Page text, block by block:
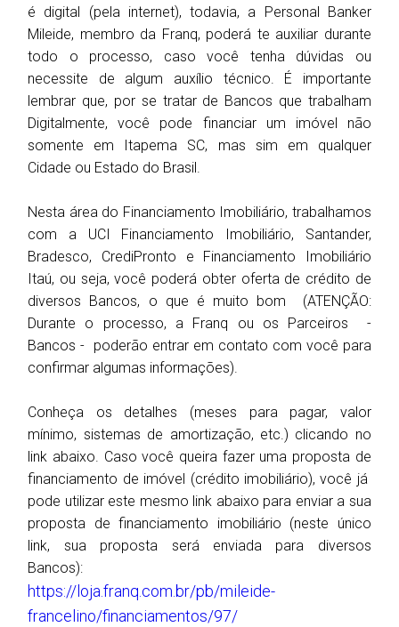
é digital (pela internet), todavia, a Personal Banker
Mileide, membro da Franq, poderá te auxiliar durante
todo o processo, caso você tenha dúvidas ou
necessite de algum auxílio técnico. É importante
lembrar que, por se tratar de Bancos que trabalham
Digitalmente, você pode financiar um imóvel não
somente em Itapema SC, mas sim em qualquer
Cidade ou Estado do Brasil.
Nesta área do Financiamento Imobiliário, trabalhamos
com a UCI Financiamento Imobiliário, Santander,
Bradesco, CrediPronto e Financiamento Imobiliário
Itaú, ou seja, você poderá obter oferta de crédito de
diversos Bancos, o que é muito bom (ATENÇÃO:
Durante o processo, a Franq ou os Parceiros -
Bancos - poderão entrar em contato com você para
confirmar algumas informações).
Conheça os detalhes (meses para pagar, valor
mínimo, sistemas de amortização, etc.) clicando no
link abaixo. Caso você queira fazer uma proposta de
financiamento de imóvel (crédito imobiliário), você já
pode utilizar este mesmo link abaixo para enviar a sua
proposta de financiamento imobiliário (neste único
link, sua proposta será enviada para diversos
Bancos):
https://loja.franq.com.br/pb/mileide-
francelino/financiamentos/97/